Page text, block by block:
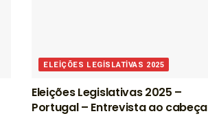
ELEIÇÕES LEGISLATIVAS 2025
Eleições Legislativas 2025 –
Portugal – Entrevista ao cabeça